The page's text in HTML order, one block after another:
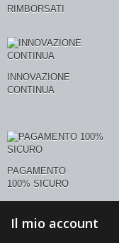
RIMBORSATI
INNOVAZIONE
CONTINUA
PAGAMENTO
100% SICURO
Il mio account